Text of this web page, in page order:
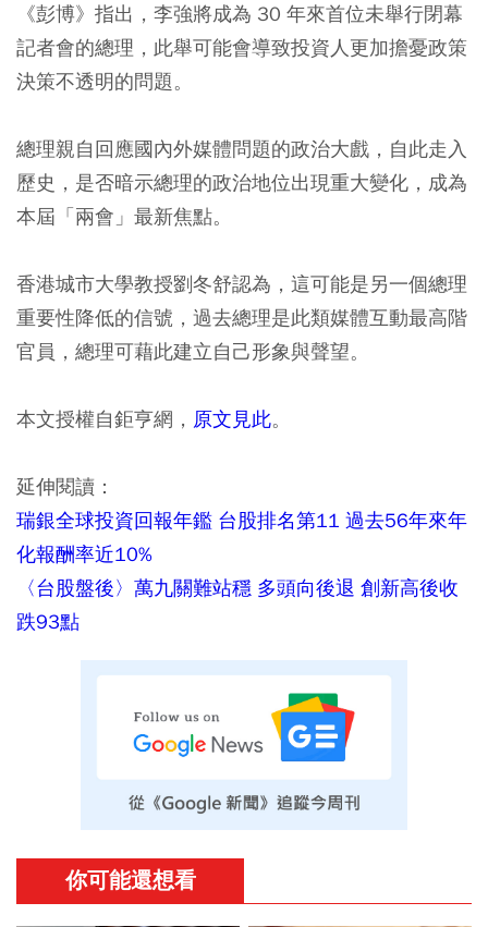
《彭博》指出，李強將成為 30 年來首位未舉行閉幕
記者會的總理，此舉可能會導致投資人更加擔憂政策
決策不透明的問題。
總理親自回應國內外媒體問題的政治大戲，自此走入
歷史，是否暗示總理的政治地位出現重大變化，成為
本屆「兩會」最新焦點。
香港城市大學教授劉冬舒認為，這可能是另一個總理
重要性降低的信號，過去總理是此類媒體互動最高階
官員，總理可藉此建立自己形象與聲望。
本文授權自鉅亨網， 原文見此。
延伸閱讀：
瑞銀全球投資回報年鑑 台股排名第11 過去56年來年
化報酬率近10%
〈台股盤後〉萬九關難站穩 多頭向後退 創新高後收
跌93點